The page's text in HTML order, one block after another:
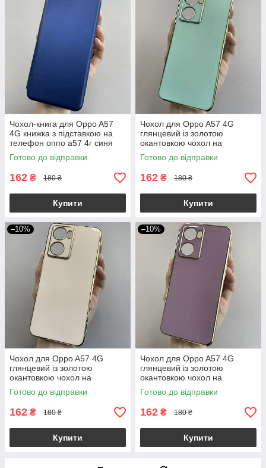
Чохол-книга для Oppo A57
4G книжка з підставкою на
телефон оппо а57 4г синя
stn
Готово до відправки
162 ₴ 180 ₴
Купити
Чохол для Oppo A57 4G
глянцевий із золотою
окантовкою чохол на
телефон оппо а57 4г
бірюзовий h7y
Готово до відправки
162 ₴ 180 ₴
Купити
–10%
Чохол для Oppo A57 4G
глянцевий із золотою
окантовкою чохол на
телефон оппо а57 4г
пудровий h7y
Готово до відправки
162 ₴ 180 ₴
Купити
–10%
Чохол для Oppo A57 4G
глянцевий із золотою
окантовкою чохол на
телефон оппо а57 4г
чорничний h7y
Готово до відправки
162 ₴ 180 ₴
Купити